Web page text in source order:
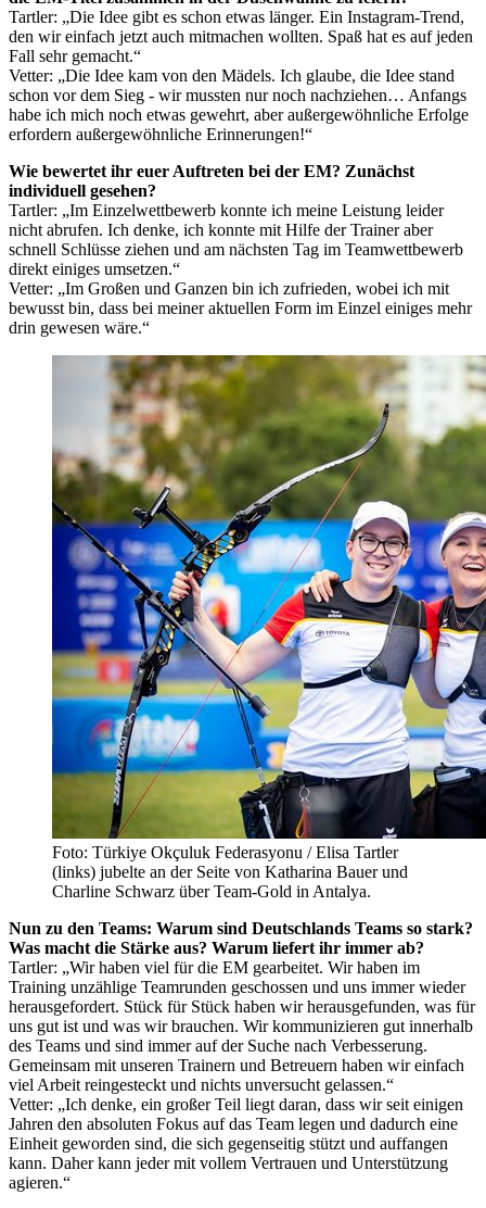
Tartler: „Die Idee gibt es schon etwas länger. Ein Instagram-Trend,
den wir einfach jetzt auch mitmachen wollten. Spaß hat es auf jeden
Fall sehr gemacht.“
Vetter: „Die Idee kam von den Mädels. Ich glaube, die Idee stand
schon vor dem Sieg - wir mussten nur noch nachziehen… Anfangs
habe ich mich noch etwas gewehrt, aber außergewöhnliche Erfolge
erfordern außergewöhnliche Erinnerungen!“
Wie bewertet ihr euer Auftreten bei der EM? Zunächst
individuell gesehen?
Tartler: „Im Einzelwettbewerb konnte ich meine Leistung leider
nicht abrufen. Ich denke, ich konnte mit Hilfe der Trainer aber
schnell Schlüsse ziehen und am nächsten Tag im Teamwettbewerb
direkt einiges umsetzen.“
Vetter: „Im Großen und Ganzen bin ich zufrieden, wobei ich mit
bewusst bin, dass bei meiner aktuellen Form im Einzel einiges mehr
drin gewesen wäre.“
Foto: Türkiye Okçuluk Federasyonu / Elisa Tartler
(links) jubelte an der Seite von Katharina Bauer und
Charline Schwarz über Team-Gold in Antalya.
Nun zu den Teams: Warum sind Deutschlands Teams so stark?
Was macht die Stärke aus? Warum liefert ihr immer ab?
Tartler: „Wir haben viel für die EM gearbeitet. Wir haben im
Training unzählige Teamrunden geschossen und uns immer wieder
herausgefordert. Stück für Stück haben wir herausgefunden, was für
uns gut ist und was wir brauchen. Wir kommunizieren gut innerhalb
des Teams und sind immer auf der Suche nach Verbesserung.
Gemeinsam mit unseren Trainern und Betreuern haben wir einfach
viel Arbeit reingesteckt und nichts unversucht gelassen.“
Vetter: „Ich denke, ein großer Teil liegt daran, dass wir seit einigen
Jahren den absoluten Fokus auf das Team legen und dadurch eine
Einheit geworden sind, die sich gegenseitig stützt und auffangen
kann. Daher kann jeder mit vollem Vertrauen und Unterstützung
agieren.“